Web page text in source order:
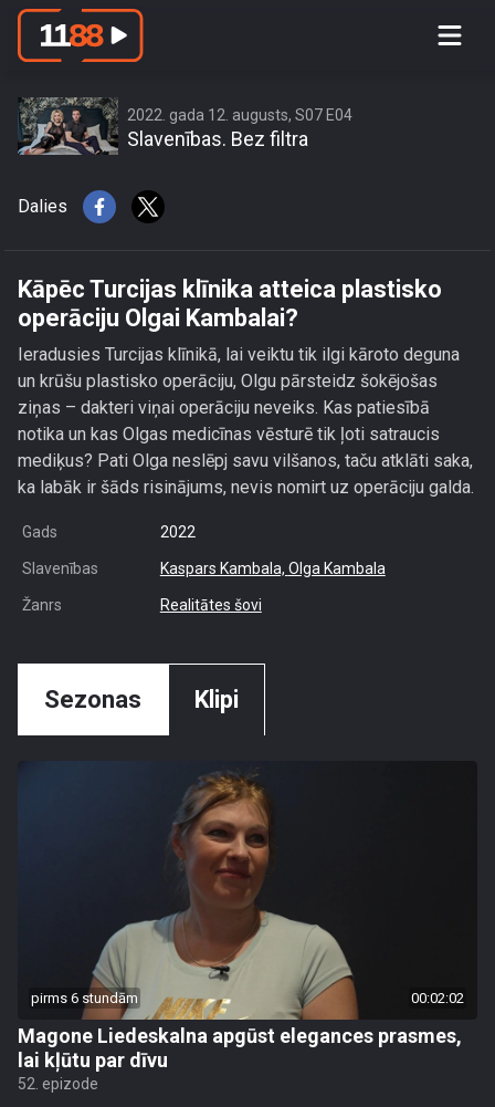
Kāpēc Turcijas klīnika atteica plastisko
2022. gada 12. augusts, S07 E04
Slavenības. Bez filtra
Dalies
Kāpēc Turcijas klīnika atteica plastisko
operāciju Olgai Kambalai?
Ieradusies Turcijas klīnikā, lai veiktu tik ilgi kāroto deguna
un krūšu plastisko operāciju, Olgu pārsteidz šokējošas
ziņas – dakteri viņai operāciju neveiks. Kas patiesībā
notika un kas Olgas medicīnas vēsturē tik ļoti satraucis
mediķus? Pati Olga neslēpj savu vilšanos, taču atklāti saka,
ka labāk ir šāds risinājums, nevis nomirt uz operāciju galda.
Gads 2022
Slavenības Kaspars Kambala, Olga Kambala
Žanrs Realitātes šovi
Sezonas Klipi
pirms 6 stundām 00:02:02
Magone Liedeskalna apgūst elegances prasmes,
lai kļūtu par dīvu
52. epizode